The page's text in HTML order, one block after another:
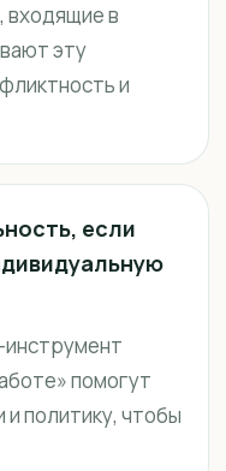
входящие в
эту
и
если
инструмент
помогут
политику, чтобы